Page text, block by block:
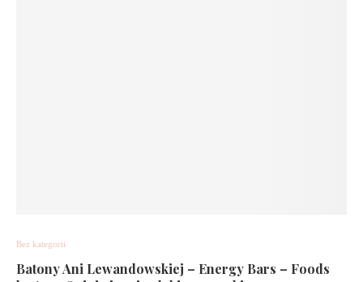
Bez kategorii
Batony Ani Lewandowskiej – Energy Bars – Foods